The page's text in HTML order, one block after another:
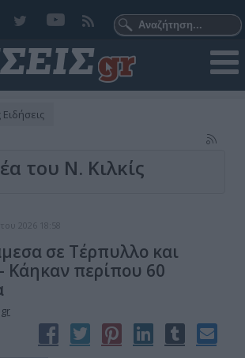
του Ν. Κιλκίς
2026 18:58
σε Τέρπυλλο και
Κάηκαν περίπου 60